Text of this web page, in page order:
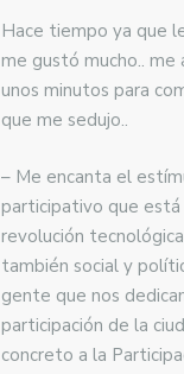
Hace tiempo ya que
me gustó mucho..
unos minutos para
que me sedujo..
– Me encanta el
participativo que está
revolución
también social y
gente que nos
participación de la
concreto a la